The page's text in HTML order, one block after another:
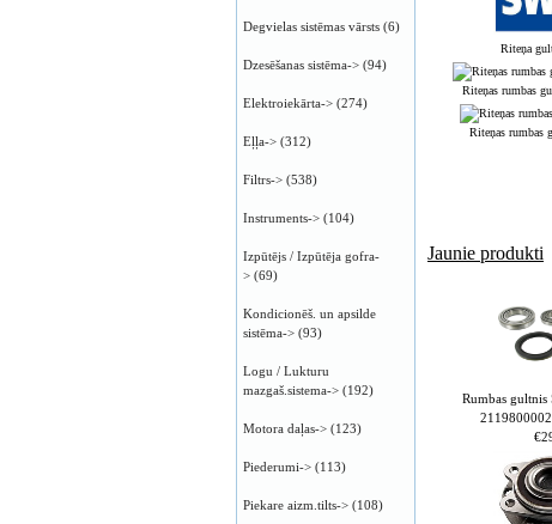
Riteņa
Riteņas rumbas
Riteņas rumbas
Jaunie produkti
Rumbas
Degvielas sistēmas vārsts (6)
Dzesēšanas sistēma-> (94)
Elektroiekārta-> (274)
Eļļa-> (312)
Filtrs-> (538)
Instruments-> (104)
Izpūtējs / Izpūtēja gofra-
> (69)
Kondicionēš. un apsilde
sistēma-> (93)
Logu / Lukturu
mazgaš.sistema-> (192)
Motora daļas-> (123)
Piederumi-> (113)
Piekare aizm.tilts-> (108)